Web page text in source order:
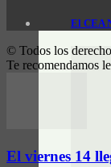
El CEA
© Todos los
Te recomendamos
El viernes 14